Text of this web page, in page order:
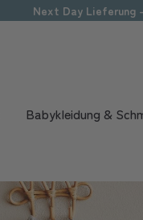
Next Day Lieferung
Babykleidung &